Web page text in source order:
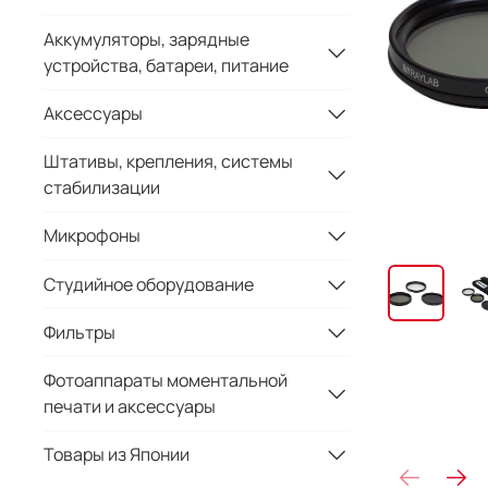
Аккумуляторы, зарядные
устройства, батареи, питание
Аксессуары
Штативы, крепления, системы
стабилизации
Микрофоны
Студийное оборудование
Фильтры
Фотоаппараты моментальной
печати и аксессуары
Товары из Японии